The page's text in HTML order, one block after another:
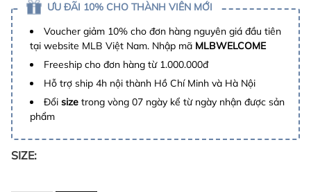
ƯU ĐÃI 10% CHO THÀNH VIÊN MỚI
Voucher giảm 10% cho đơn hàng nguyên giá đầu tiên
tại website MLB Việt Nam. Nhập mã MLBWELCOME
Freeship cho đơn hàng từ 1.000.000đ
Hỗ trợ ship 4h nội thành Hồ Chí Minh và Hà Nội
Đổi size trong vòng 07 ngày kể từ ngày nhận được sản
phẩm
SIZE: